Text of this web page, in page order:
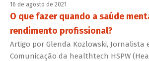
16 de agosto de 2021
O que fazer quando a saúde
rendimento profissional?
Artigo por Glenda Kozlowski, Jornalista
Comunicação da healthtech HSPW